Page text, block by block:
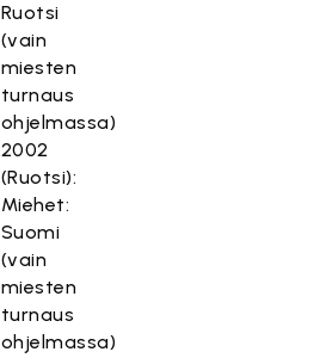
Ruotsi
(vain
miesten
turnaus
ohjelmassa)
2002
(Ruotsi):
Miehet:
Suomi
(vain
miesten
turnaus
ohjelmassa)